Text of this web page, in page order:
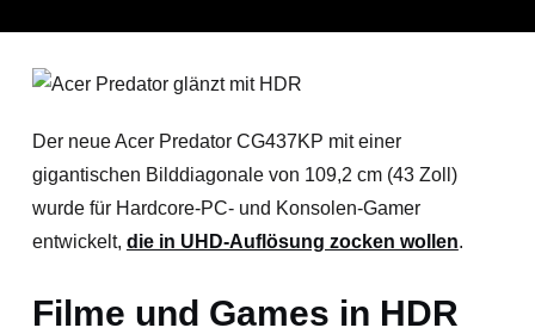
Der neue Acer Predator CG437KP mit einer
gigantischen Bilddiagonale von 109,2 cm (43 Zoll)
wurde für Hardcore-PC- und Konsolen-Gamer
entwickelt, die in UHD-Auflösung zocken wollen.
Filme und Games in HDR